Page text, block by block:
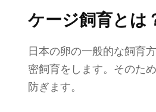
ケージ飼育とは
日本の卵の一般的な飼育
密飼育をします。そのた
防ぎます。